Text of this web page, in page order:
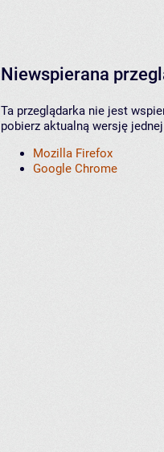
Niewspierana
Ta przeglądarka nie jest
pobierz aktualną wersję
Mozilla Firefox
Google Chrome